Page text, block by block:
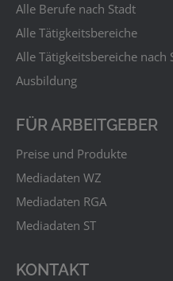
Alle Berufe nach Stadt
Alle Tätigkeitsbereiche
Alle Tätigkeitsbereiche nach
Ausbildung
FÜR ARBEITGEBER
Preise und Produkte
Mediadaten WZ
Mediadaten RGA
Mediadaten ST
KONTAKT